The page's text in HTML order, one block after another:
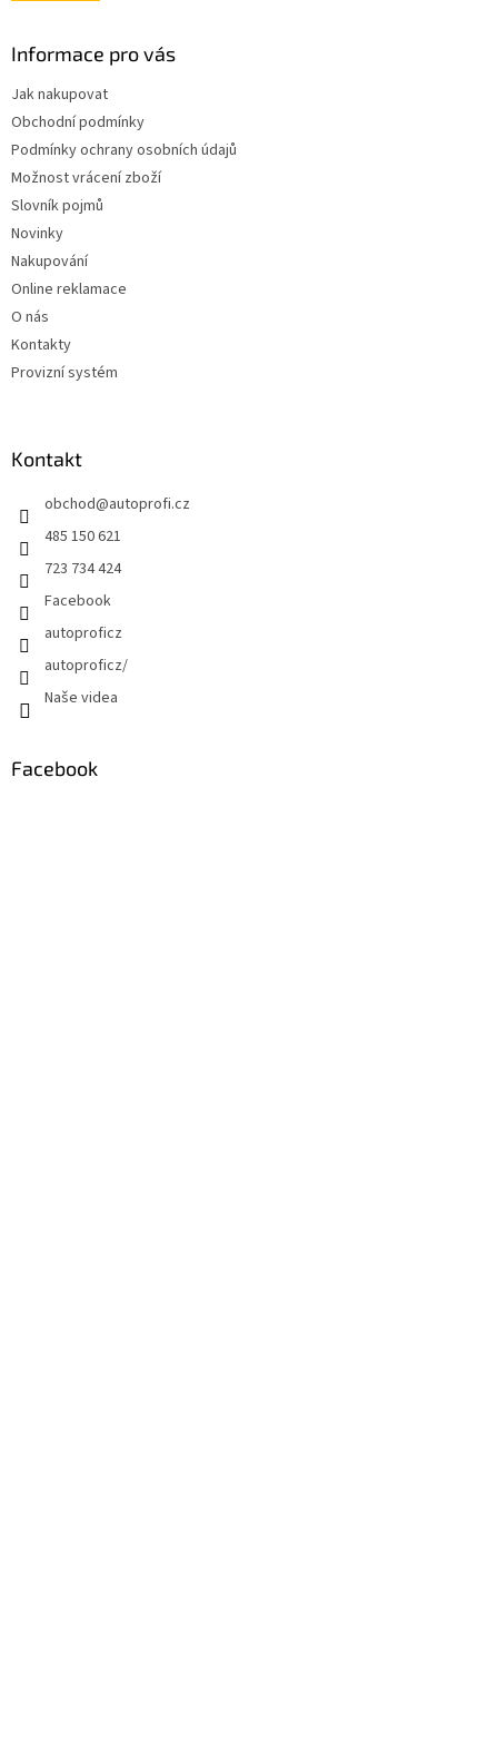
Informace pro vás
Jak nakupovat
Obchodní podmínky
Podmínky ochrany osobních údajů
Možnost vrácení zboží
Slovník pojmů
Novinky
Nakupování
Online reklamace
O nás
Kontakty
Provizní systém
Kontakt
obchod@autoprofi.cz
485 150 621
723 734 424
Facebook
autoproficz
autoproficz/
Naše videa
Facebook